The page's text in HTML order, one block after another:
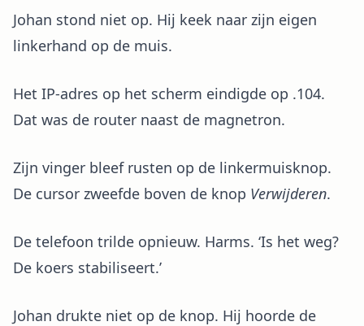
Johan stond niet op. Hij keek naar zijn eigen
linkerhand op de muis.
Het IP-adres op het scherm eindigde op .104.
Dat was de router naast de magnetron.
Zijn vinger bleef rusten op de linkermuisknop.
De cursor zweefde boven de knop Verwijderen.
De telefoon trilde opnieuw. Harms. ‘Is het weg?
De koers stabiliseert.’
Johan drukte niet op de knop. Hij hoorde de